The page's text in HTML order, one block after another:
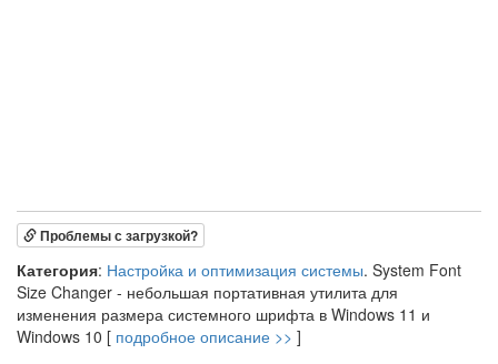
Проблемы с загрузкой?
Категория: Настройка и оптимизация системы. System Font
Size Changer - небольшая портативная утилита для
изменения размера системного шрифта в Windows 11 и
Windows 10 [ подробное описание >> ]